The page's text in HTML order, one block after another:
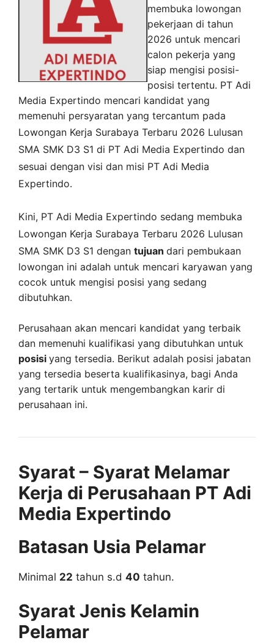
membuka lowongan
pekerjaan di tahun
2026 untuk mencari
calon pekerja yang
siap mengisi posisi-
posisi tertentu. PT Adi
Media Expertindo mencari kandidat yang
memenuhi persyaratan yang tercantum pada
Lowongan Kerja Surabaya Terbaru 2026 Lulusan
SMA SMK D3 S1 di PT Adi Media Expertindo dan
sesuai dengan visi dan misi PT Adi Media
Expertindo.
Kini, PT Adi Media Expertindo sedang membuka
Lowongan Kerja Surabaya Terbaru 2026 Lulusan
SMA SMK D3 S1 dengan tujuan dari pembukaan
lowongan ini adalah untuk mencari karyawan yang
cocok untuk mengisi posisi yang sedang
dibutuhkan.
Perusahaan akan mencari kandidat yang terbaik
dan memenuhi kualifikasi yang dibutuhkan untuk
posisi yang tersedia. Berikut adalah posisi jabatan
yang tersedia beserta kualifikasinya, bagi Anda
yang tertarik untuk mengembangkan karir di
perusahaan ini.
Syarat – Syarat Melamar
Kerja di Perusahaan PT Adi
Media Expertindo
Batasan Usia Pelamar
Minimal 22 tahun s.d 40 tahun.
Syarat Jenis Kelamin
Pelamar